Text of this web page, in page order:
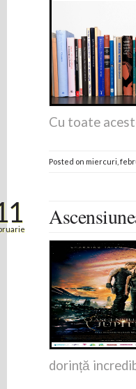
Cu toate
Posted on miercuri,
dorință